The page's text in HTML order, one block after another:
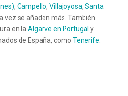
, Campello, Villajoyosa, Santa
vez se añaden más. También
en la Algarve en Portugal y
de España, como Tenerife